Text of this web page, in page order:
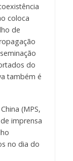
coloca
de
do
também é
(MPS,
imprensa
no dia do